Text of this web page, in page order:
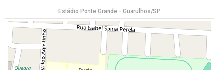
Estádio Ponte Grande - Guarulhos/SP